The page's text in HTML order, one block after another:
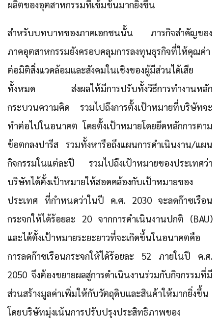
ผลิตของอุตสาหกรรมที่เข้มข้นมากยิ่งขึ้น
สำหรับบทบาทของภาคเอกชนนั้น ภารกิจสำคัญของ
ภาคอุตสาหกรรมยังครอบคลุมการลงทุนธุรกิจที่ให้คุณค่า
ต่อมิติสิ่งแวดล้อมและสังคมในเชิงของผู้มีส่วนได้เสีย
ทั้งหมด ส่งผลให้มีการปรับทั้งวิธีการทำงานหลัก
กระบวนความคิด รวมไปถึงการตั้งเป้าหมายที่บริษัทจะ
ทำต่อไปในอนาคต โดยตั้งเป้าหมายโดยยึดหลักการตาม
ข้อตกลงปารีส รวมทั้งหารือถึงแผนการดำเนินงาน/แผน
กิจกรรมในแต่ละปี รวมไปถึงเป้าหมายของประเทศว่า
บริษัทได้ตั้งเป้าหมายให้สอดคล้องกับเป้าหมายของ
ประเทศ ที่กำหนดว่าในปี ค.ศ. 2030 จะลดก๊าซเรือน
กระจกให้ได้ร้อยละ 20 จากการดำเนินงานปกติ (BAU)
และได้ตั้งเป้าหมายระยะยาวที่จะเกิดขึ้นในอนาคตคือ
การลดก๊าซเรือนกระจกให้ได้ร้อยละ 52 ภายในปี ค.ศ.
2050 จึงต้องขยายผลสู่การดำเนินงานร่วมกับกิจกรรมที่มี
ส่วนสร้างมูลค่าเพิ่มให้กับวัตถุดิบและสินค้าให้มากยิ่งขึ้น
โดยบริษัทมุ่งเน้นการปรับปรุงประสิทธิภาพของ